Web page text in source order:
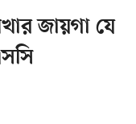
জায়গা যে